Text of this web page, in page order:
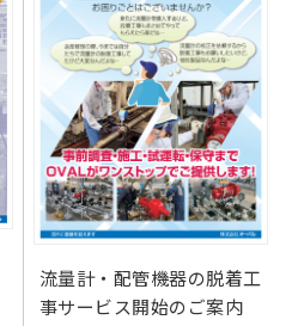
流量計・配管機器の脱着工
事サービス開始のご案内